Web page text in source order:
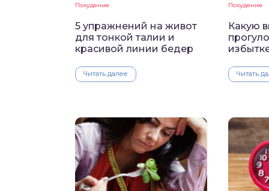
Похудение
5 упражнений на живот
для тонкой талии и
красивой линии бедер
Читать далее
Похудение
Какую
Читать